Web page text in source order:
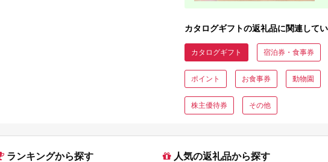
カタログギフトの返礼品に関連して
カタログギフト 宿泊券・食事券
ポイント お食事券 動物園
株主優待券 その他
ランキングから探す 人気の返礼品から探す